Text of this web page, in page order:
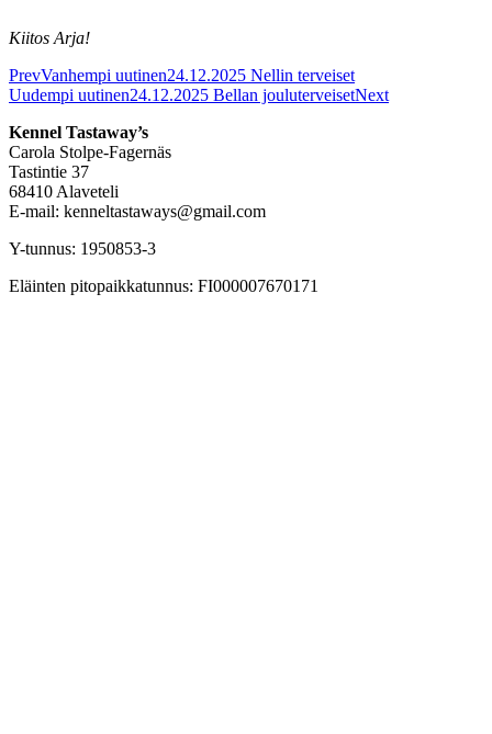
Kiitos Arja!
PrevVanhempi uutinen24.12.2025 Nellin terveiset
Uudempi uutinen24.12.2025 Bellan jouluterveisetNext
Kennel Tastaway’s
Carola Stolpe-Fagernäs
Tastintie 37
68410 Alaveteli
E-mail: kenneltastaways@gmail.com
Y-tunnus: 1950853-3
Eläinten pitopaikkatunnus: FI000007670171